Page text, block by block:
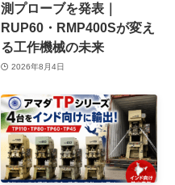
測プローブを発表｜
RUP60・RMP400Sが変え
る工作機械の未来
2026年8月4日